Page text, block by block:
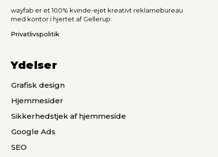
wayfab er et 100% kvinde-ejet kreativt reklamebureau
med kontor i hjertet af Gellerup.
Privatlivspolitik
Ydelser
Grafisk design
Hjemmesider
Sikkerhedstjek af hjemmeside
Google Ads
SEO